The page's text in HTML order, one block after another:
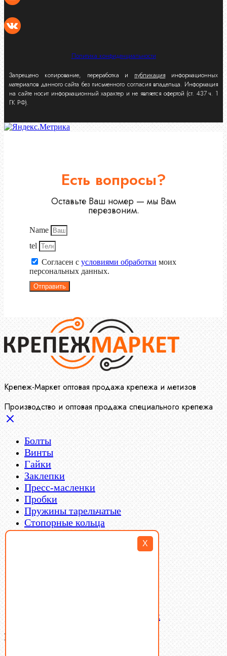
X
Политика конфиденциальности
Запрещено копирование, переработка и публикация информационных
материалов данного сайта без письменного согласия владельца. Информация
на сайте носит информационный характер и не является офертой (ст. 437 ч. 1
ГК РФ).
Есть вопросы?
Оставьте Ваш номер — мы Вам
перезвоним.
Name
tel
Согласен с условиями обработки моих
персональных данных.
Отправить
Крепеж-Маркет оптовая продажа крепежа и метизов
Производство и оптовая продажа специального крепежа
Болты
Винты
Гайки
Заклепки
Пресс-масленки
Пробки
Пружины тарельчатые
Стопорные кольца
Такелаж
Латунный и бронзовый крепеж
Ваша корзина